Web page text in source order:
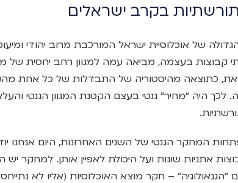
בקרב ישראלים
של אוכלוסיית ישראל המורכבת מרוב יהודי
קבוצות בעצמה, מביאה עמה למגוון רחב יחסית של
כתוצאה מהיסטוריה של התבדלות של כל אחת
לכך היה “מחיר” גנטי בעצם הקטנת המגוון הגנטי
המחקר הגנטי של השנים האחרונות, היום אנחנו
אתניות שונות ועל היכולת לאפיין אותן. למחקר יש
עם “הגנאולוגיה” – חקר מוצא האוכלוסיות (אליו לא